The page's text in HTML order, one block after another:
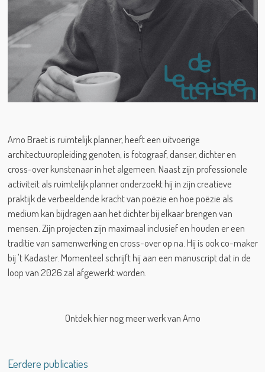
Arno Braet is ruimtelijk planner, heeft een uitvoerige
architectuuropleiding genoten, is fotograaf, danser, dichter en
cross-over kunstenaar in het algemeen. Naast zijn professionele
activiteit als ruimtelijk planner onderzoekt hij in zijn creatieve
praktijk de verbeeldende kracht van poëzie en hoe poëzie als
medium kan bijdragen aan het dichter bij elkaar brengen van
mensen. Zijn projecten zijn maximaal inclusief en houden er een
traditie van samenwerking en cross-over op na. Hij is ook co-maker
bij 't Kadaster. Momenteel schrijft hij aan een manuscript dat in de
loop van 2026 zal afgewerkt worden.
Ontdek hier nog meer werk van Arno
Eerdere publicaties